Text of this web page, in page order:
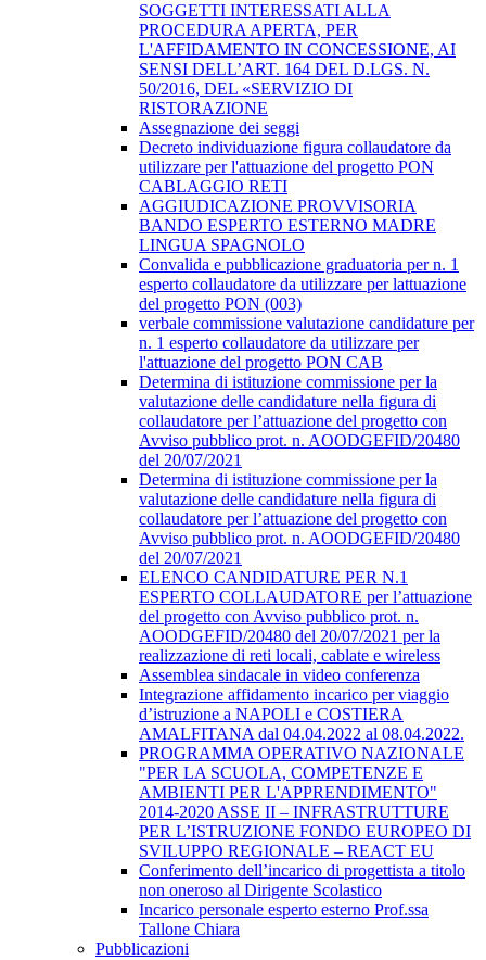
SOGGETTI INTERESSATI ALLA
PROCEDURA APERTA, PER
L'AFFIDAMENTO IN CONCESSIONE, AI
SENSI DELL’ART. 164 DEL D.LGS. N.
50/2016, DEL «SERVIZIO DI
RISTORAZIONE
Assegnazione dei seggi
Decreto individuazione figura collaudatore da
utilizzare per l'attuazione del progetto PON
CABLAGGIO RETI
AGGIUDICAZIONE PROVVISORIA
BANDO ESPERTO ESTERNO MADRE
LINGUA SPAGNOLO
Convalida e pubblicazione graduatoria per n. 1
esperto collaudatore da utilizzare per lattuazione
del progetto PON (003)
verbale commissione valutazione candidature per
n. 1 esperto collaudatore da utilizzare per
l'attuazione del progetto PON CAB
Determina di istituzione commissione per la
valutazione delle candidature nella figura di
collaudatore per l’attuazione del progetto con
Avviso pubblico prot. n. AOODGEFID/20480
del 20/07/2021
Determina di istituzione commissione per la
valutazione delle candidature nella figura di
collaudatore per l’attuazione del progetto con
Avviso pubblico prot. n. AOODGEFID/20480
del 20/07/2021
ELENCO CANDIDATURE PER N.1
ESPERTO COLLAUDATORE per l’attuazione
del progetto con Avviso pubblico prot. n.
AOODGEFID/20480 del 20/07/2021 per la
realizzazione di reti locali, cablate e wireless
Assemblea sindacale in video conferenza
Integrazione affidamento incarico per viaggio
d’istruzione a NAPOLI e COSTIERA
AMALFITANA dal 04.04.2022 al 08.04.2022.
PROGRAMMA OPERATIVO NAZIONALE
"PER LA SCUOLA, COMPETENZE E
AMBIENTI PER L'APPRENDIMENTO"
2014-2020 ASSE II – INFRASTRUTTURE
PER L’ISTRUZIONE FONDO EUROPEO DI
SVILUPPO REGIONALE – REACT EU
Conferimento dell’incarico di progettista a titolo
non oneroso al Dirigente Scolastico
Incarico personale esperto esterno Prof.ssa
Tallone Chiara
Pubblicazioni